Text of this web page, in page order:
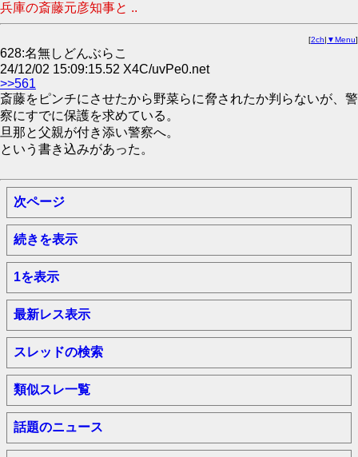
兵庫の斎藤元彦知事と ..
[2ch| ▼Menu]
628:名無しどんぶらこ
24/12/02 15:09:15.52 X4C/uvPe0.net
>>561
斎藤をピンチにさせたから野菜らに脅されたか判らないが、警
察にすでに保護を求めている。
旦那と父親が付き添い警察へ。
という書き込みがあった。
次ページ
続きを表示
1を表示
最新レス表示
スレッドの検索
類似スレ一覧
話題のニュース